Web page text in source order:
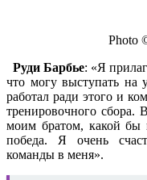
Photo
Руди Барбье: «Я
что могу выступать на
работал ради этого и
тренировочного сбора.
моим братом, какой бы
победа. Я очень
команды в меня».